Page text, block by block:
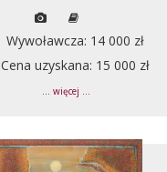
Wywoławcza: 14 000 zł
Cena uzyskana: 15 000 zł
... więcej ...